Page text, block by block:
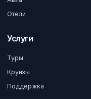
Отели
Услуги
Туры
Круизы
Поддержка